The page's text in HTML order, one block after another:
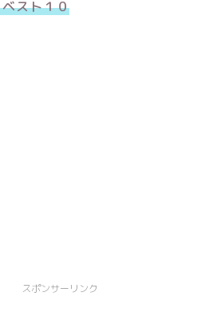
スト１０
スポンサーリンク